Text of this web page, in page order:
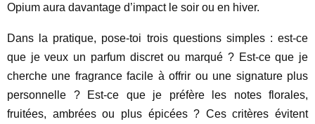
Opium aura davantage d’impact le soir ou en hiver.
Dans la pratique, pose-toi trois questions simples : est-ce
que je veux un parfum discret ou marqué ? Est-ce que je
cherche une fragrance facile à offrir ou une signature plus
personnelle ? Est-ce que je préfère les notes florales,
fruitées, ambrées ou plus épicées ? Ces critères évitent